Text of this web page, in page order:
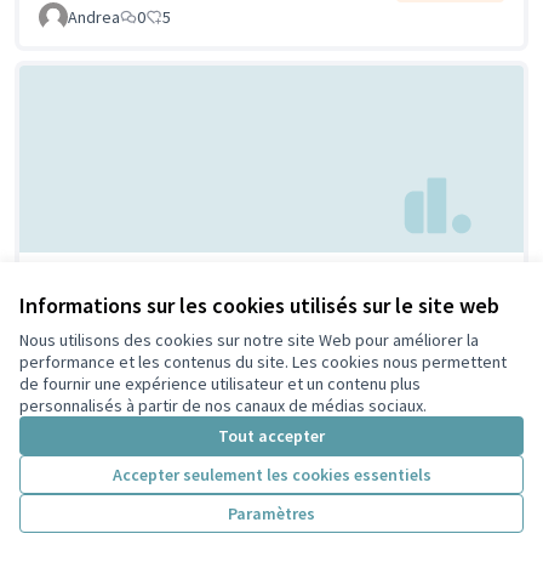
Informations sur les cookies utilisés sur le site web
Nous utilisons des cookies sur notre site Web pour améliorer la
performance et les contenus du site. Les cookies nous permettent
de fournir une expérience utilisateur et un contenu plus
personnalisés à partir de nos canaux de médias sociaux.
Tout accepter
Accepter seulement les cookies essentiels
Paramètres
Andrea
0 5
et des religions
tri citoyen
GARRET-FLAUDY SALHI
0 0